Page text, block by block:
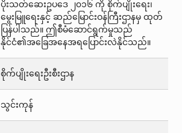
ပိုးသတ်ဆေးဥပဒေ ၂၀၁၆ ကို စိုက်ပျိုးရေး၊
မွေးမြူရေးနှင့် ဆည်မြောင်းဝန်ကြီးဌာနမှ ထုတ်
ပြန်ပါသည်။ ဤစီမံဆောင်ရွက်မှုသည်
နိုင်ငံ၏အခြေအနေအရပြောင်းလဲနိုင်သည်။
စိုက်ပျိုးရေးဦးစီးဌာန
သွင်းကုန်